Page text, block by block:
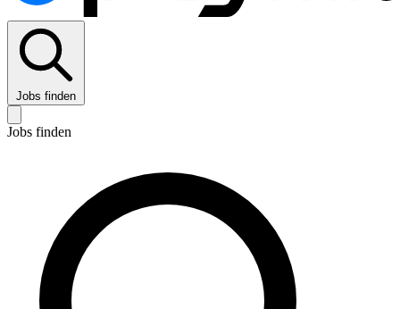
Jobs finden
Jobs finden